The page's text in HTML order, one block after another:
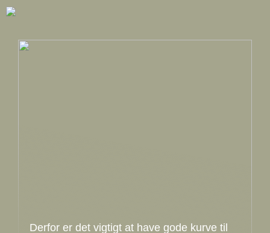
Derfor er det vigtigt at have gode kurve til